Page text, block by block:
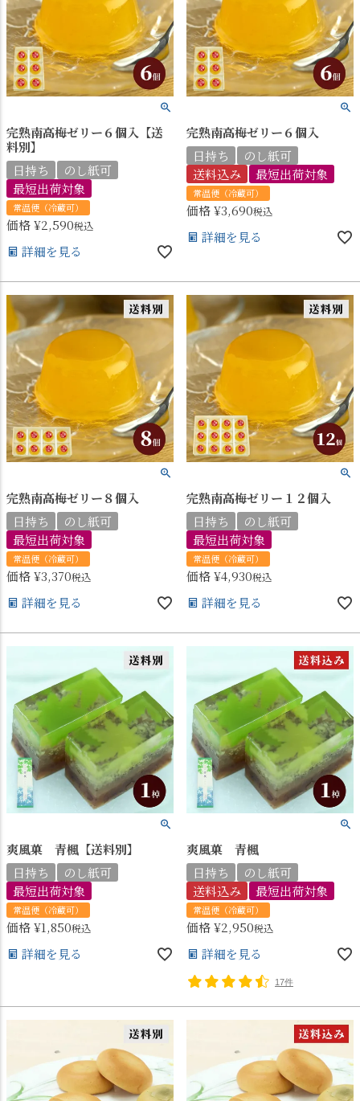
完熟南高梅ゼリー６個入【送
料別】
日持ち
のし紙可
最短出荷対象
常温便（冷蔵可）
価格¥2,590税込
詳細を見る
完熟南高梅ゼリー６個入
日持ち
のし紙可
送料込み
最短出荷対象
常温便（冷蔵可）
価格¥3,690税込
詳細を見る
完熟南高梅ゼリー８個入
日持ち
のし紙可
最短出荷対象
常温便（冷蔵可）
価格¥3,370税込
詳細を見る
完熟南高梅ゼリー１２個入
日持ち
のし紙可
最短出荷対象
常温便（冷蔵可）
価格¥4,930税込
詳細を見る
爽風菓 青楓【送料別】
日持ち
のし紙可
最短出荷対象
常温便（冷蔵可）
価格¥1,850税込
詳細を見る
爽風菓 青楓
日持ち
のし紙可
送料込み
最短出荷対象
常温便（冷蔵可）
価格¥2,950税込
詳細を見る
17件